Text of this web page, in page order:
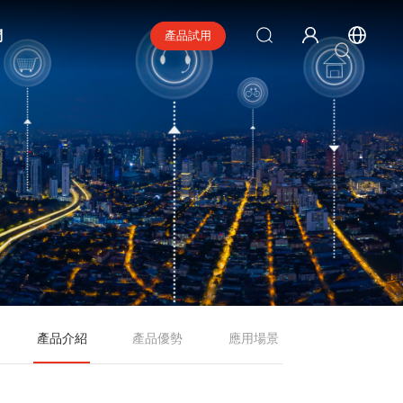
產品試用
產品介紹 產品優勢 應用場景